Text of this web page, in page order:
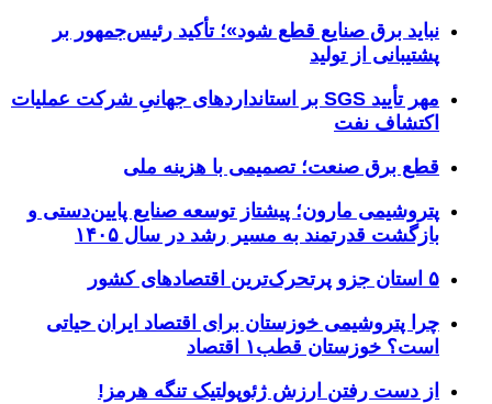
نباید برق صنایع قطع شود»؛ تأکید رئیس‌جمهور بر
پشتیبانی از تولید
مهر تأیید SGS بر استانداردهای جهانیِ شرکت عملیات
اکتشاف نفت
قطع برق صنعت؛ تصمیمی با هزینه ملی
پتروشیمی مارون؛ پیشتاز توسعه صنایع پایین‌دستی و
بازگشت قدرتمند به مسیر رشد در سال ۱۴۰۵
۵ استان جزو پرتحرک‌ترین اقتصاد‌های کشور
چرا پتروشیمی خوزستان برای اقتصاد ایران حیاتی
است؟ خوزستان قطب۱ اقتصاد
از دست رفتن ارزش ژئوپولتیک تنگه هرمز!